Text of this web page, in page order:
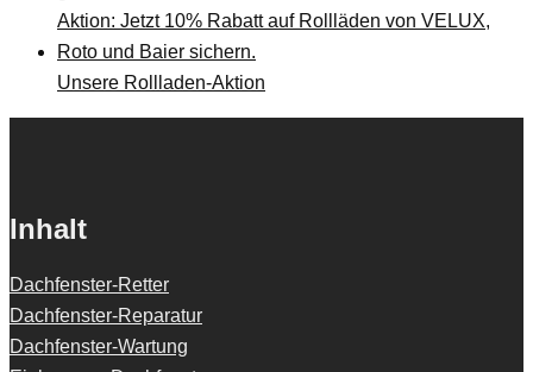
Unsere Rollladen-Aktion
Inhalt
Dachfenster-Retter
Dachfenster-Reparatur
Dachfenster-Wartung